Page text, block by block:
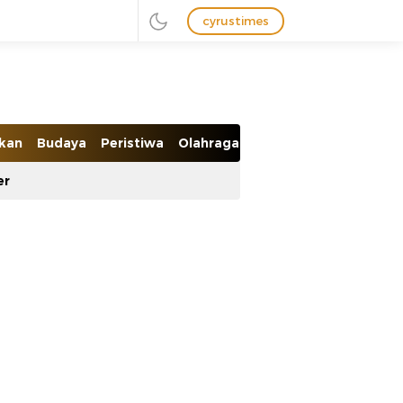
cyrustimes
Budaya Peristiwa Olahraga